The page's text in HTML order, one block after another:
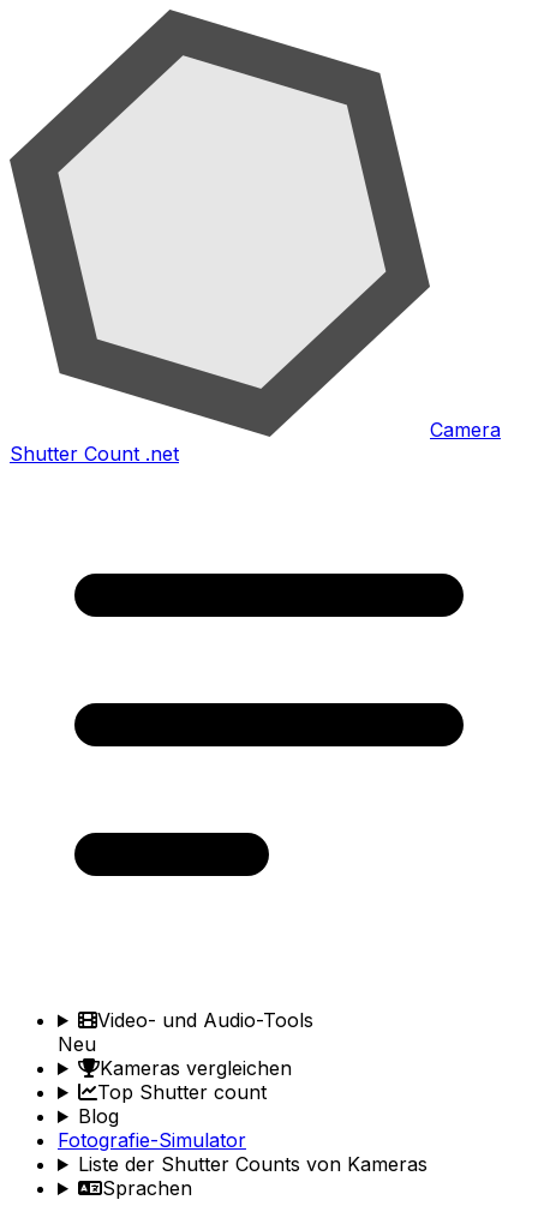
Camera
Shutter Count .net
Video- und Audio-Tools
Neu
Kameras vergleichen
Top Shutter count
Blog
Fotografie-Simulator
Liste der Shutter Counts von Kameras
Sprachen